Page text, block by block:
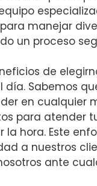
manejar
un proceso
de
Sabemos
en cualquier
para atender
hora. Este
a nuestros
ante